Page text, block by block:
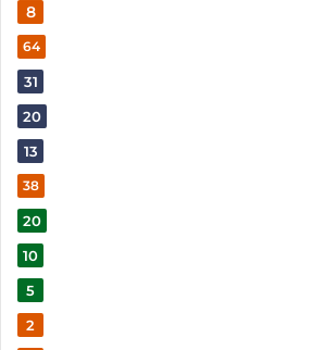
8
64
31
20
13
38
20
10
5
2